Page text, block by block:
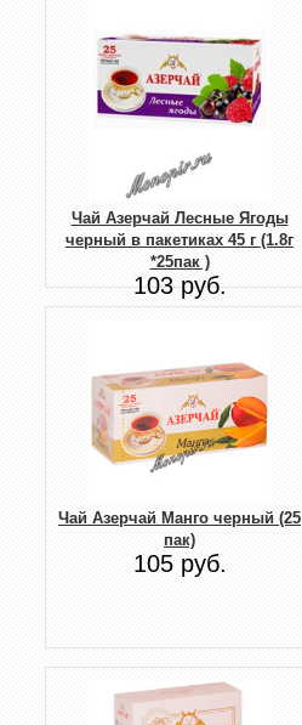
Чай Азерчай Лесные Ягоды
черный в пакетиках 45 г (1.8г
*25пак )
103 руб.
Чай Азерчай Манго черный (25
пак)
105 руб.